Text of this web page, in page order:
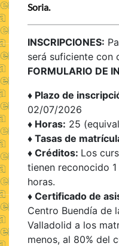
Soria.
INSCRIPCIONES:
será suficiente con
FORMULARIO DE
♦ Plazo de
02/07/2026
♦ Horas: 25
♦ Tasas de
♦ Créditos: Los
tienen reconocido
horas.
♦ Certificado de
Centro Buendía de
Valladolid a los
menos, al 80% del